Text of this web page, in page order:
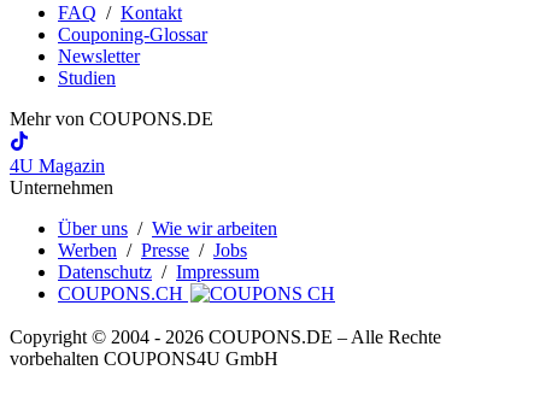
FAQ / Kontakt
Couponing-Glossar
Newsletter
Studien
Mehr von COUPONS.DE
4U Magazin
Unternehmen
Über uns / Wie wir arbeiten
Werben / Presse / Jobs
Datenschutz / Impressum
COUPONS.CH
Copyright © 2004 ‐ 2026 COUPONS.DE – Alle Rechte
vorbehalten COUPONS4U GmbH